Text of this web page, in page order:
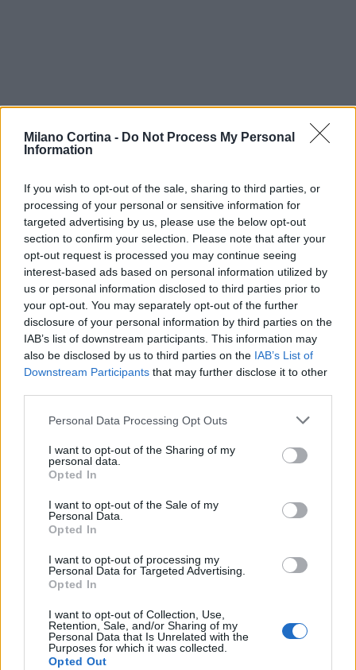
Milano Cortina - Do Not Process My Personal
Information
If you wish to opt-out of the sale, sharing to third parties, or
processing of your personal or sensitive information for
targeted advertising by us, please use the below opt-out
section to confirm your selection. Please note that after your
opt-out request is processed you may continue seeing
interest-based ads based on personal information utilized by
us or personal information disclosed to third parties prior to
your opt-out. You may separately opt-out of the further
disclosure of your personal information by third parties on the
IAB’s list of downstream participants. This information may
also be disclosed by us to third parties on the IAB’s List of
Downstream Participants that may further disclose it to other
Please note that this website/app uses one or more Google
not limited to your visit or usage behaviour. You may click to
grant or deny consent to Google and its third-party tags to
use your data for below specified purposes in below Google
consent section.
Personal Data Processing Opt Outs
I want to opt-out of the Sharing of my
personal data.
Opted In
I want to opt-out of the Sale of my
Personal Data.
Opted In
I want to opt-out of processing my
Personal Data for Targeted Advertising.
Opted In
I want to opt-out of Collection, Use,
Retention, Sale, and/or Sharing of my
Personal Data that Is Unrelated with the
Purposes for which it was collected.
Opted Out
Continua a leggere
DISCIPLINE PARALIMPICHE
spiegati
Marco Tessari · 8 Ago 2026
DISCIPLINE PARALIMPICHE